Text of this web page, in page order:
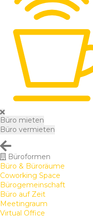
Büro mieten
Büro vermieten
Büroformen
Büro & Büroräume
Coworking Space
Bürogemeinschaft
Büro auf Zeit
Meetingraum
Virtual Office